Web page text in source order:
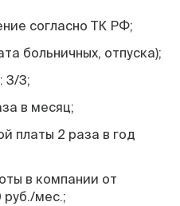
согласно ТК РФ;
больничных, отпуска);
3/3;
в месяц;
платы 2 раза в год
в компании от
мес.;